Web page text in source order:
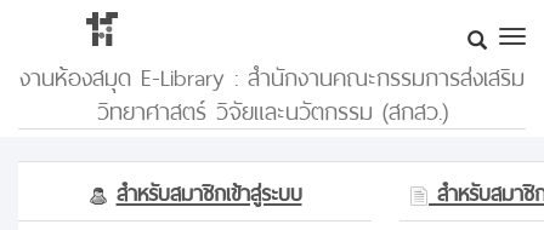
งานห้องสมุด E-Library : สำนักงานคณะกรรมการส่งเสริม
วิทยาศาสตร์ วิจัยและนวัตกรรม (สกสว.)
สำหรับสมาชิกเข้าสู่ระบบ
สำหรับสมาชิ